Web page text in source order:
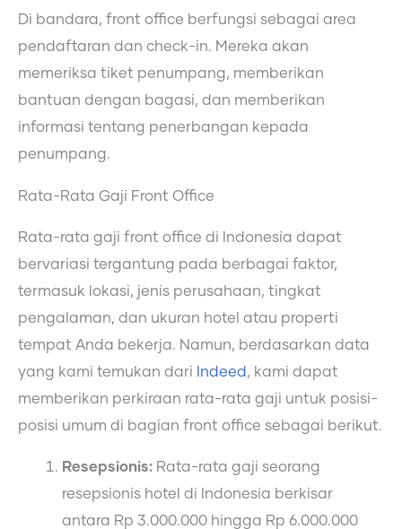
Di bandara, front office berfungsi sebagai area
pendaftaran dan check-in. Mereka akan
memeriksa tiket penumpang, memberikan
bantuan dengan bagasi, dan memberikan
informasi tentang penerbangan kepada
penumpang.
Rata-Rata Gaji Front Office
Rata-rata gaji front office di Indonesia dapat
bervariasi tergantung pada berbagai faktor,
termasuk lokasi, jenis perusahaan, tingkat
pengalaman, dan ukuran hotel atau properti
tempat Anda bekerja. Namun, berdasarkan data
yang kami temukan dari
Indeed , kami dapat
memberikan perkiraan rata-rata gaji untuk posisi-
posisi umum di bagian front office sebagai berikut.
Resepsionis: Rata-rata gaji seorang
resepsionis hotel di Indonesia berkisar
antara Rp 3.000.000 hingga Rp 6.000.000